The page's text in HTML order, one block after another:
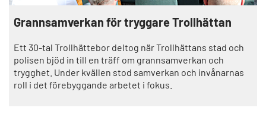
Grannsamverkan för tryggare Trollhättan
Ett 30-tal Trollhättebor deltog när Trollhättans stad och
polisen bjöd in till en träff om grannsamverkan och
trygghet. Under kvällen stod samverkan och invånarnas
roll i det förebyggande arbetet i fokus.